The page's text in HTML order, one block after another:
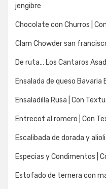
jengibre
Chocolate con Churros |
Clam Chowder san
De ruta… Los Cantaros
Ensalada de queso Bavaria
Ensaladilla Rusa | Con
Entrecot al romero | Con
Escalibada de dorada y
Especias y Condimentos |
Estofado de ternera con